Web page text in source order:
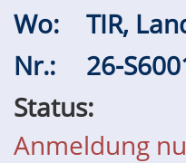
Wo:
TIR,
Nr.:
26-
Status:
Anmeldung